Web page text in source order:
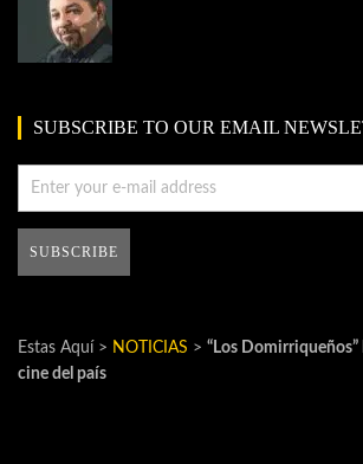
SUBSCRIBE TO OUR EMAIL
Estas Aquí > NOTICIAS > “Los Domirriqueños”
cine del país